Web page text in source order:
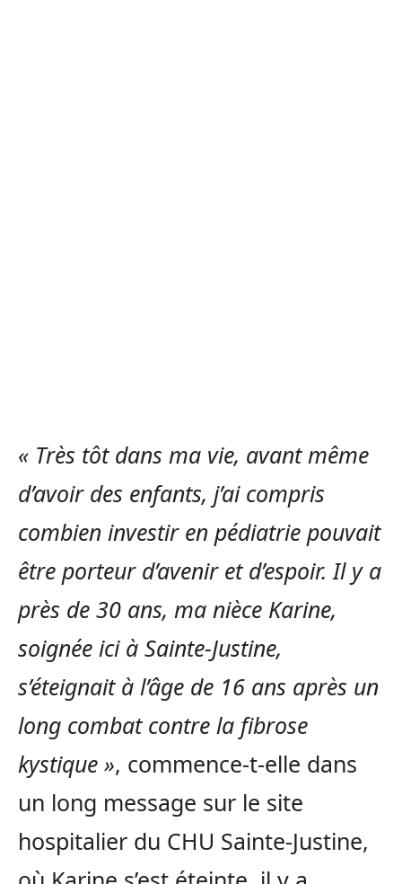
« Très tôt dans ma vie, avant même
d’avoir des enfants, j’ai compris
combien investir en pédiatrie pouvait
être porteur d’avenir et d’espoir. Il y a
près de 30 ans, ma nièce Karine,
soignée ici à Sainte-Justine,
s’éteignait à l’âge de 16 ans après un
long combat contre la fibrose
kystique », commence-t-elle dans
un long message sur le site
hospitalier du CHU Sainte-Justine,